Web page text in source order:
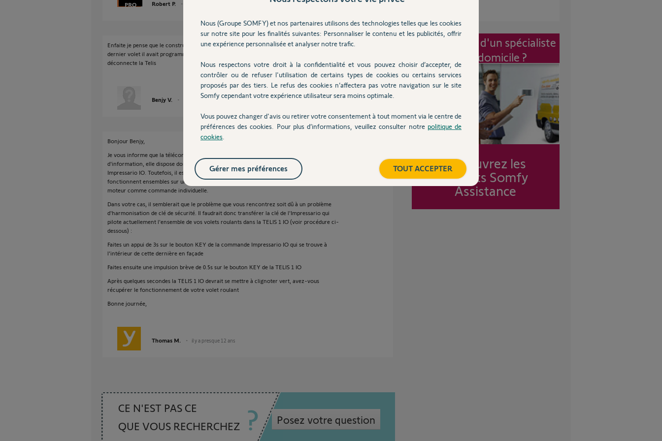
Robert P.
Enfaite je pense que le constructeur m'a arnaqué en me vendant des unitaire et pour le
dernier volet il avait programmer la general. Sauf qu'il ma vendu la Impressario qui a
déconnecte la Telis
Benjy V. il y a presque 12 ans
Bonjour Benjy,
Je vous informe que la télécommande TELIS 1 IO est une télécommande à retour
d'information, elle dispose donc d'une clé de sécurité, il en est de même pour la commande
Impressario IO. Toutefois, il est tout à fait possible que ces deux télécommandes
fonctionnent ensembles sur une installation et que la TELIS 1 IO soit destinées qu'à un seul
moteur comme commande individuelle.
Dans votre cas, il semblerait que le problème que vous rencontrez soit dû à un problème
d'harmonisation de clé de sécurité. Il faudrait donc transférer la clé de l'Impressario qui
pilote actuellement l'ensemble de vos volets roulants dans la TELIS 1 IO (voir procédure ci-
dessous) :
Faites un appui de 3s sur le bouton KEY de la commande Impressario IO qui se trouve à
l’intérieur de cette dernière en façade
Faites ensuite une impulsion brève de 0.5s sur le bouton KEY de la TELIS 1 IO
Après quelques secondes la TELIS 1 IO devrait se mettre à clignoter vert, avez-vous
récupérer le fonctionnement de votre volet roulant
Bonne journée,
Thomas M. il y a presque 12 ans
CE N'EST PAS CE
QUE VOUS RECHERCHEZ
Posez votre question
Intervention d'un spécialiste
à mon domicile ?
Découvrez les
forfaits Somfy
Assistance
Nous (Groupe SOMFY) et nos partenaires utilisons des technologies telles que les cookies
sur notre site pour les finalités suivantes: Personnaliser le contenu et les publicités, offrir
une expérience personnalisée et analyser notre trafic.
Nous respectons votre droit à la confidentialité et vous pouvez choisir d’accepter, de
contrôler ou de refuser l'utilisation de certains types de cookies ou certains services
proposés par des tiers. Le refus des cookies n’affectera pas votre navigation sur le site
Somfy cependant votre expérience utilisateur sera moins optimale.
Vous pouvez changer d'avis ou retirer votre consentement à tout moment via le centre de
préférences des cookies. Pour plus d’informations, veuillez consulter notre politique de
cookies
TOUT ACCEPTER
Gérer mes préférences